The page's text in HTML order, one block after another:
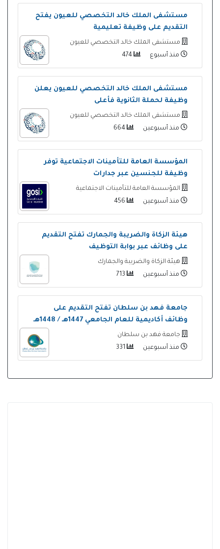
مستشفى الملك خالد التخصصي للعيون يفتح
التقديم على وظيفة تعليمية
مستشفى الملك خالد التخصصي للعيون
منذ أسبوع
مستشفى الملك خالد التخصصي للعيون يعلن
وظيفة لحملة الثانوية فأعلى
مستشفى الملك خالد التخصصي للعيون
منذ أسبوعين
المؤسسة العامة للتأمينات الاجتماعية توفر
وظيفة للجنسين عبر جدارات
المؤسسة العامة للتأمينات الاجتماعية
منذ أسبوعين
هيئة الزكاة والضريبة والجمارك تفتح التقديم
على وظائف عبر بوابة التوظيف
هيئة الزكاة والضريبة والجمارك
منذ أسبوعين
جامعة فهد بن سلطان تفتح التقديم على
وظائف أكاديمية للعام الجامعي 1447هـ / 1448هـ
جامعة فهد بن سلطان
منذ أسبوعين